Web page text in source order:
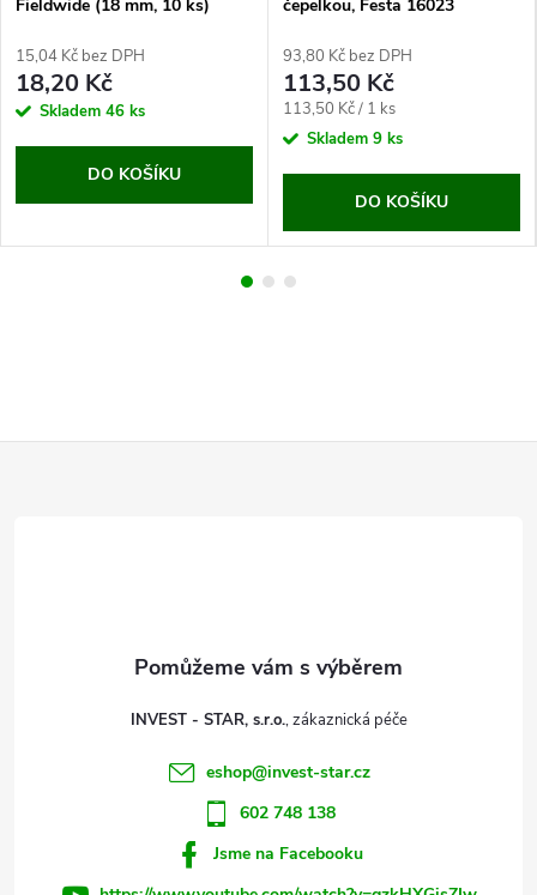
Fieldwide (18 mm, 10 ks)
15,04 Kč bez DPH
18,20 Kč
Skladem 46 ks
DO KOŠÍKU
čepelkou, Festa 16023
93,80 Kč bez DPH
113,50 Kč
Měrná
cena:
113,50 Kč / 1 ks
Skladem 9 ks
DO KOŠÍKU
INVEST - STAR, s.r.o.
eshop@invest-star.cz
602 748 138
Jsme na Facebooku